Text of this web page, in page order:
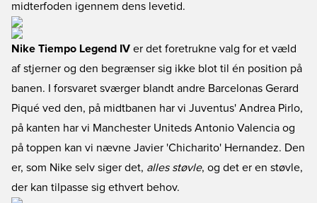
midterfoden igennem dens levetid.
Nike Tiempo Legend IV er det foretrukne valg for et væld
af stjerner og den begrænser sig ikke blot til én position på
banen. I forsvaret sværger blandt andre Barcelonas Gerard
Piqué ved den, på midtbanen har vi Juventus' Andrea Pirlo,
på kanten har vi Manchester Uniteds Antonio Valencia og
på toppen kan vi nævne Javier 'Chicharito' Hernandez. Den
er, som Nike selv siger det, alles støvle, og det er en støvle,
der kan tilpasse sig ethvert behov.